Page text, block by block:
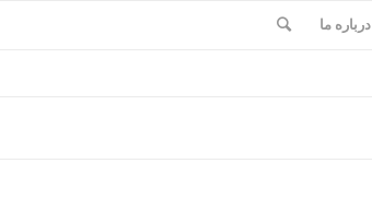
درباره ما